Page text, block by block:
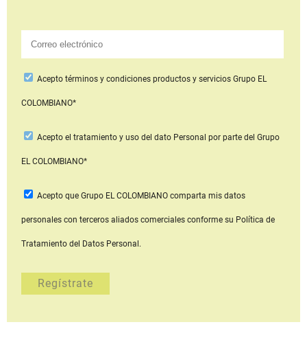
Aceptotérminos y condiciones productos y serviciosGrupo EL
COLOMBIANO*
Acepto el tratamiento y uso del dato Personal por parte del Grupo
EL COLOMBIANO*
Acepto que Grupo EL COLOMBIANOcomparta mis datos
personales con terceros aliados comerciales conforme su Política de
Tratamiento del Datos Personal.